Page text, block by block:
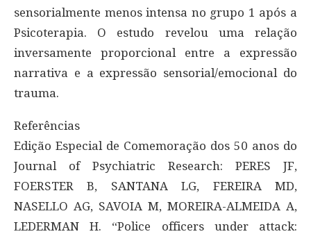
sensorialmente menos intensa no grupo 1 após a
Psicoterapia. O estudo revelou uma relação
inversamente proporcional entre a expressão
narrativa e a expressão sensorial/emocional do
trauma.
Referências
Edição Especial de Comemoração dos 50 anos do
Journal of Psychiatric Research: PERES JF,
FOERSTER B, SANTANA LG, FEREIRA MD,
NASELLO AG, SAVOIA M, MOREIRA-ALMEIDA A,
LEDERMAN H. “Police officers under attack: